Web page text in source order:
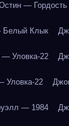
— Гордость
Белый Клык
Уловка-22
Уловка-22
— 1984